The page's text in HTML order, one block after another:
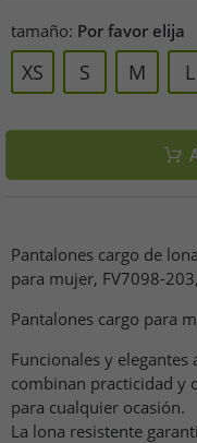
tamaño: Por favor elija
XS S M L
Pantalones cargo de
para mujer, FV7098-
Pantalones cargo para
Funcionales y elegantes
combinan practicidad y
para cualquier ocasión.
La lona resistente